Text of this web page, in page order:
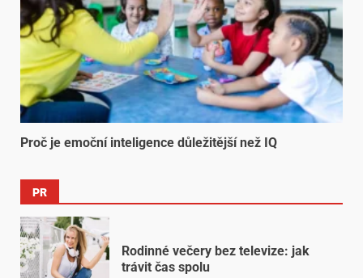
Proč je emoční inteligence důležitější než IQ
PR
Rodinné večery bez televize: jak
trávit čas spolu